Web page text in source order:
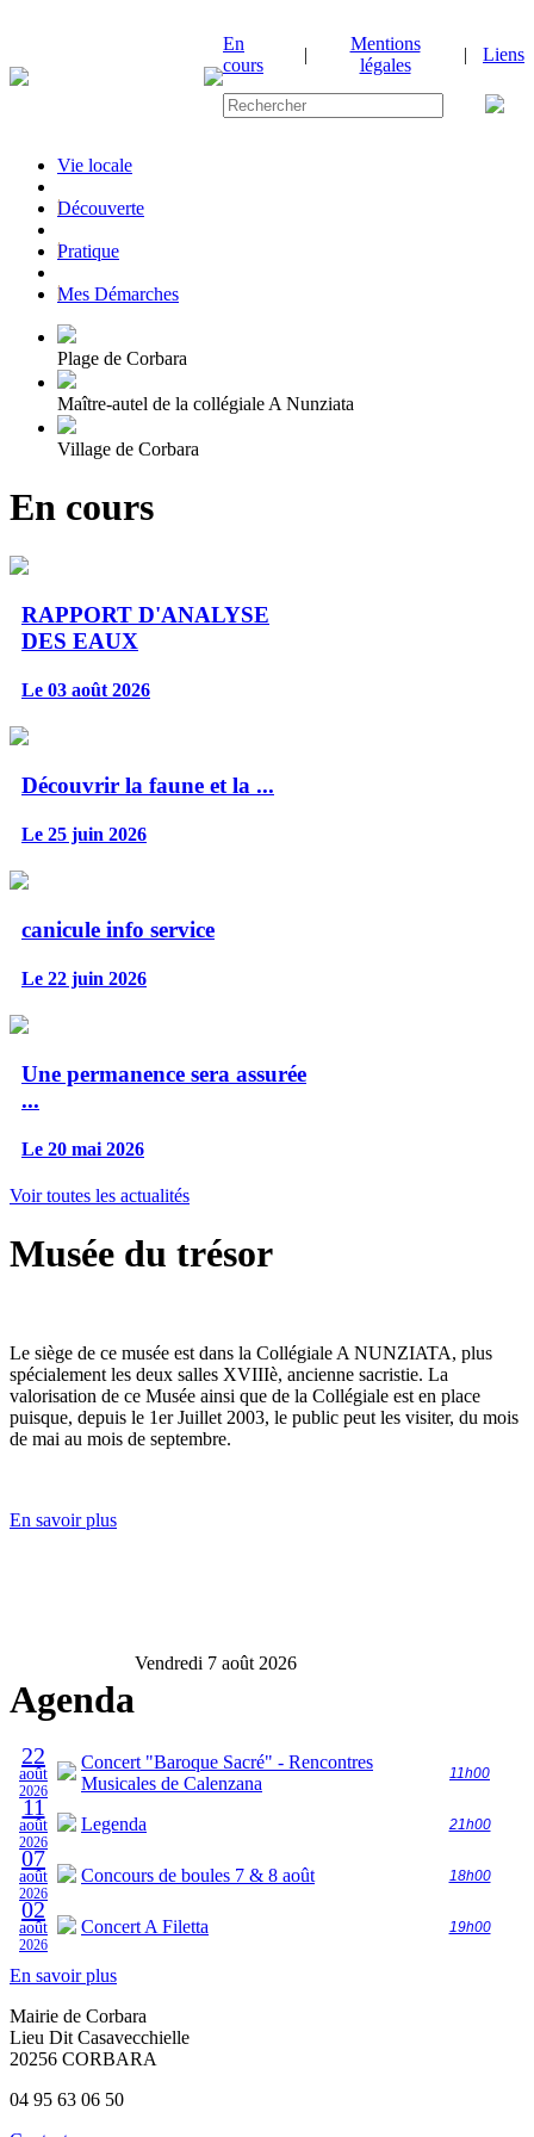
En
cours
|
Mentions
légales
| Liens
Vie locale
|Découverte
|Pratique
|Mes Démarches
Plage de Corbara
Maître-autel de la collégiale A Nunziata
Village de Corbara
En cours
RAPPORT D'ANALYSE
DES EAUX
Le 03 août 2026
Découvrir la faune et la ...
Le 25 juin 2026
canicule info service
Le 22 juin 2026
Une permanence sera assurée
...
Le 20 mai 2026
Voir toutes les actualités
Musée du trésor
Le siège de ce musée est dans la Collégiale A NUNZIATA, plus
spécialement les deux salles XVIIIè, ancienne sacristie. La
valorisation de ce Musée ainsi que de la Collégiale est en place
puisque, depuis le 1er Juillet 2003, le public peut les visiter, du mois
de mai au mois de septembre.
En savoir plus
Agenda
Vendredi 7 août 2026
22
août
2026
Concert "Baroque Sacré" - Rencontres
Musicales de Calenzana
11h00
11
août
2026
Legenda 21h00
07
août
2026
Concours de boules 7 & 8 août 18h00
02
août
2026
Concert A Filetta 19h00
En savoir plus
Mairie de Corbara
Lieu Dit Casavecchielle
20256 CORBARA
04 95 63 06 50